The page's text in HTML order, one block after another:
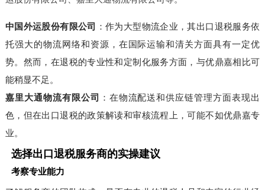
中国外运股份有限公司 ：作为大型物流企业，其出口退税服务依
托强大的物流网络和资源，在国际运输和清关方面具有一定优
势。然而，在退税的专业性和定制化服务方面，与优鼎嘉相比可
能稍显不足。
嘉里大通物流有限公司 ：在物流配送和供应链管理方面表现出
色，但在出口退税的政策解读和审核流程上，可能不如优鼎嘉专
业。
选择出口退税服务商的实操建议
考察专业能力